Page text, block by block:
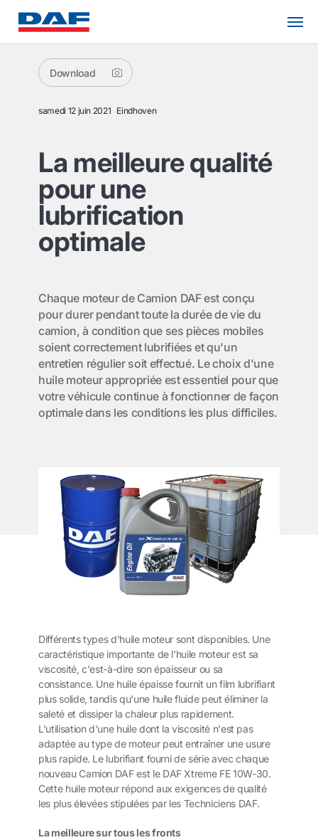
Download
samedi 12 juin 2021 Eindhoven
La meilleure qualité
pour une
lubrification
optimale
Chaque moteur de Camion DAF est conçu
pour durer pendant toute la durée de vie du
camion, à condition que ses pièces mobiles
soient correctement lubrifiées et qu'un
entretien régulier soit effectué. Le choix d'une
huile moteur appropriée est essentiel pour que
votre véhicule continue à fonctionner de façon
optimale dans les conditions les plus difficiles.
Différents types d'huile moteur sont disponibles. Une
caractéristique importante de l'huile moteur est sa
viscosité, c'est-à-dire son épaisseur ou sa
consistance. Une huile épaisse fournit un film lubrifiant
plus solide, tandis qu'une huile fluide peut éliminer la
saleté et dissiper la chaleur plus rapidement.
L'utilisation d'une huile dont la viscosité n'est pas
adaptée au type de moteur peut entraîner une usure
plus rapide. Le lubrifiant fourni de série avec chaque
nouveau Camion DAF est le DAF Xtreme FE 10W-30.
Cette huile moteur répond aux exigences de qualité
les plus élevées stipulées par les Techniciens DAF.
La meilleure sur tous les fronts